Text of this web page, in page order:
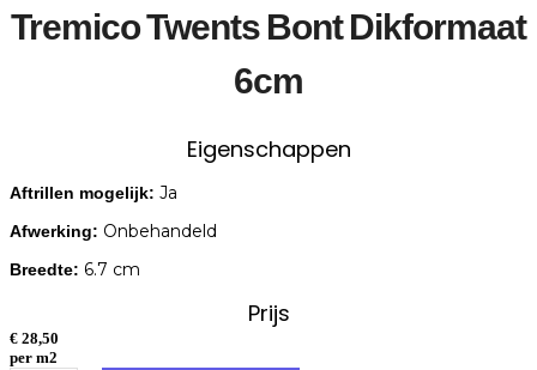
Tremico Twents Bont Dikformaat
6cm
Eigenschappen
Aftrillen mogelijk: Ja
Afwerking: Onbehandeld
Breedte: 6.7 cm
Prijs
€ 28,50
per m2